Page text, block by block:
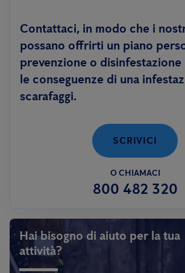
Contattaci, in modo che i
possano offrirti un piano
prevenzione o
le conseguenze di una
scarafaggi.
SCRIVICI
O CHIAMACI
800 482 320
Hai bisogno di aiuto per la tua
attività?